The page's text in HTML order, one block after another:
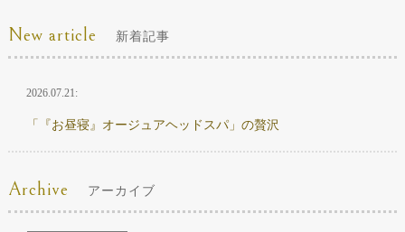
New article 新着記事
2026.07.21:
「『お昼寝』オージュアヘッドスパ」の贅沢
Archive アーカイブ